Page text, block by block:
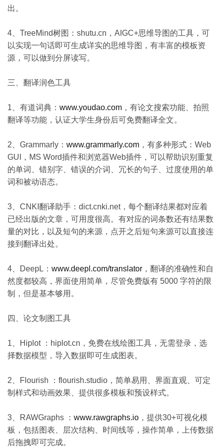
出。
4、TreeMind树图：shutu.cn，AIGC+思维导图的工具，可
以实现一句话即可生成详实的思维导图，有丰富的模板资
源，可以做到分屏读写。
三、翻译润色工具
1、有道词典： www.youdao.com ，有论文搜索功能、拍照
翻译等功能，认证大学生身份后可免费翻译全文。
2、Grammarly： www.grammarly.com ，有多种形式：Web
GUI，MS Word插件和浏览器Web插件，可以帮助识别重复
的单词、错别字、错误的介词、冗长的句子、过度使用的单
词和被动语态。
3、CNKI翻译助手：dict.cnki.net，每个翻译结果都对应着
已经出版的文章，可用度很高。有对应的词条数还有结果数
量的对比，以及短句的来源，点开之后短句来源可以直接连
接到翻译出处。
4、DeepL： www.deepl.com/translator ，翻译的准确性和自
然度都较高，界面使用简单，尽管免费版有 5000 字符的限
制，但是基本够用。
四、论文制图工具
1、Hiplot ：hiplot.cn，免费在线绘图工具，无需登录，选
择数据模型，导入数据即可生成图表。
2、Flourish ：flourish.studio，简单易用、界面直观、可定
制样式和动画效果、提供很多模板和预设样式。
3、RAWGraphs ： www.rawgraphs.io ，提供30+可视化模
板，包括图表、层次结构、时间线等，操作简单，上传数据
后拖拽即可完成。